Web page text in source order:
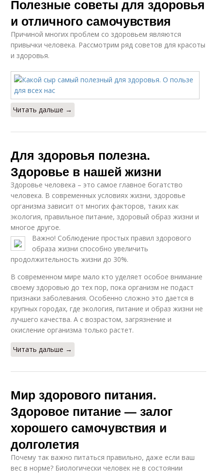
Полезные советы для здоровья
и отличного самочувствия
Причиной многих проблем со здоровьем являются
привычки человека. Рассмотрим ряд советов для красоты
и здоровья.
Читать дальше →
Для здоровья полезна.
Здоровье в нашей жизни
Здоровье человека – это самое главное богатство
человека. В современных условиях жизни, здоровье
организма зависит от многих факторов, таких как
экология, правильное питание, здоровый образ жизни и
многое другое.
Важно! Соблюдение простых правил здорового
образа жизни способно увеличить
продолжительность жизни до 30%.
В современном мире мало кто уделяет особое внимание
своему здоровью до тех пор, пока организм не подаст
признаки заболевания. Особенно сложно это дается в
крупных городах, где экология, питание и образ жизни не
лучшего качества. А с возрастом, загрязнение и
окисление организма только растет.
Читать дальше →
Мир здорового питания.
Здоровое питание — залог
хорошего самочувствия и
долголетия
Почему так важно питаться правильно, даже если ваш
вес в норме? Биологически человек не в состоянии